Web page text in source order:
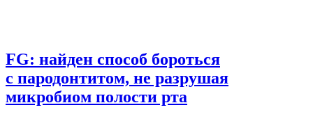
FG: найден способ бороться
с пародонтитом, не разрушая
микробиом полости рта